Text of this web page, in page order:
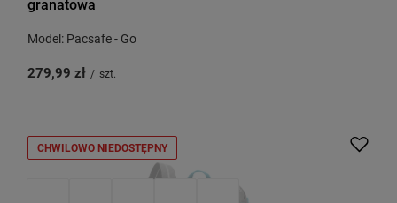
granatowa
Model: Pacsafe - Go
279,99 zł / szt.
CHWILOWO NIEDOSTĘPNY